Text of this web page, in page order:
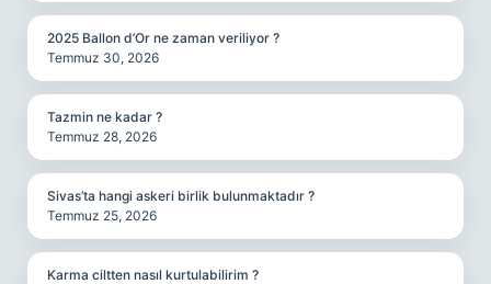
2025 Ballon d’Or ne zaman veriliyor ?
Temmuz 30, 2026
Tazmin ne kadar ?
Temmuz 28, 2026
Sivas’ta hangi askeri birlik bulunmaktadır ?
Temmuz 25, 2026
Karma ciltten nasıl kurtulabilirim ?